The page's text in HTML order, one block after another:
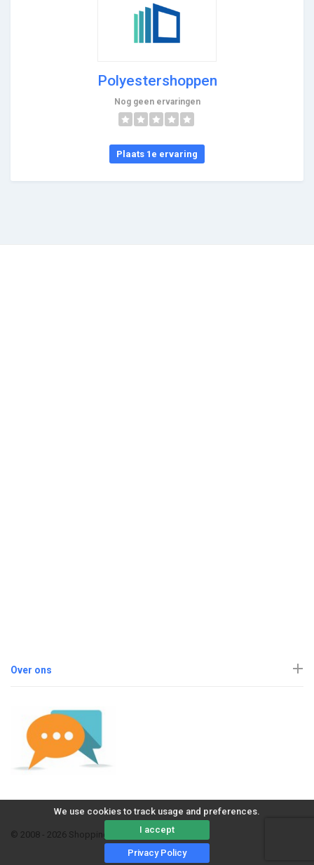
We use cookies to track usage and preferences.
I accept
Privacy Policy
Polyestershoppen
Nog geen ervaringen
Plaats 1e ervaring
Over ons
© 2008 - 2026 ShoppingErvaring